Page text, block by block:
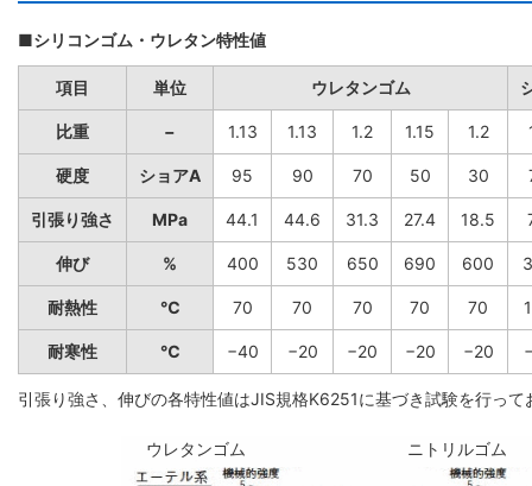
■シリコンゴム・ウレタン特性値
項目 単位 ウレタンゴム
比重 − 1.13 1.13 1.2 1.15 1.2
硬度 ショアA 95 90 70 50 30
引張り強さ MPa 44.1 44.6 31.3 27.4 18.5
伸び % 400 530 650 690 600
耐熱性 ℃ 70 70 70 70 70
耐寒性 ℃ −40 −20 −20 −20 −20
引張り強さ、伸びの各特性値はJIS規格K6251に基づき試験を行って
ウレタンゴム ニトリルゴム